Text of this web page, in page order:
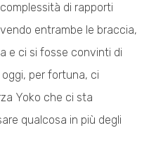
di rapporti
entrambe le braccia,
e ci si fosse convinti di
per fortuna, ci
Yoko che ci sta
qualcosa in più degli